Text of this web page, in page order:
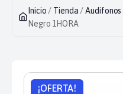
Inicio / Tienda /Audifonos
Negro 1HORA
¡OFERTA!